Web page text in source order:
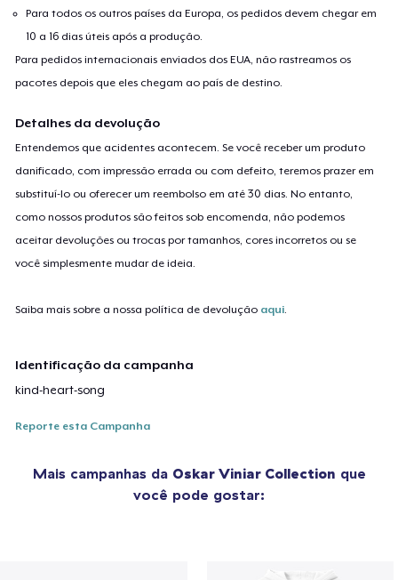
Para todos os outros países da Europa, os pedidos devem chegar em
10 a 16 dias úteis após a produção.
Para pedidos internacionais enviados dos EUA, não rastreamos os
pacotes depois que eles chegam ao país de destino.
Detalhes da devolução
Entendemos que acidentes acontecem. Se você receber um produto
danificado, com impressão errada ou com defeito, teremos prazer em
substituí-lo ou oferecer um reembolso em até 30 dias. No entanto,
como nossos produtos são feitos sob encomenda, não podemos
aceitar devoluções ou trocas por tamanhos, cores incorretos ou se
você simplesmente mudar de ideia.
Saiba mais sobre a nossa política de devolução aqui.
Identificação da campanha
kind-heart-song
Reporte esta Campanha
Mais campanhas da Oskar Viniar Collection que
você pode gostar: